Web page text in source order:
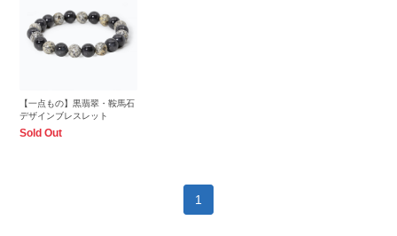
【一点もの】黒翡翠・鞍馬石
デザインブレスレット
Sold Out
1